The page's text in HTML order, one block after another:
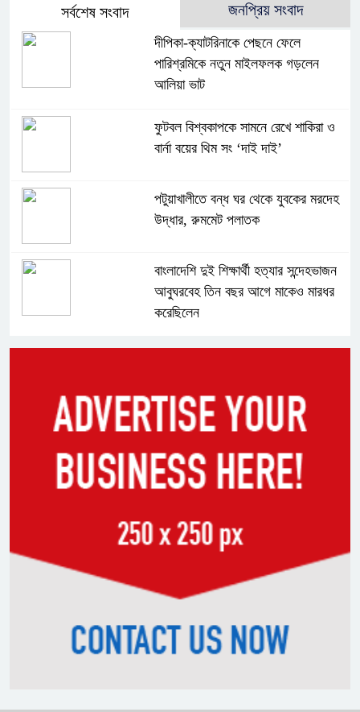
সর্বশেষ সংবাদ জনপ্রিয় সংবাদ
দীপিকা-ক্যাটরিনাকে পেছনে ফেলে
পারিশ্রমিকে নতুন মাইলফলক গড়লেন
আলিয়া ভাট
ফুটবল বিশ্বকাপকে সামনে রেখে শাকিরা ও
বার্না বয়ের থিম সং ‘দাই দাই’
পটুয়াখালীতে বন্ধ ঘর থেকে যুবকের মরদেহ
উদ্ধার, রুমমেট পলাতক
বাংলাদেশি দুই শিক্ষার্থী হত্যার সন্দেহভাজন
আবুঘরবেহ তিন বছর আগে মাকেও মারধর
করেছিলেন
সাকিবের পাশাপাশি মাশরাফি ও দুর্জয়কেও
নাহিদ ইসলামের মন্তব্য
নিপীড়নের আশঙ্কা জানালে ভিসা নয়—
যুক্তরাষ্ট্রের নতুন নীতি
ভোজ্যতেলের দাম লিটারে ৪ টাকা বৃদ্ধি